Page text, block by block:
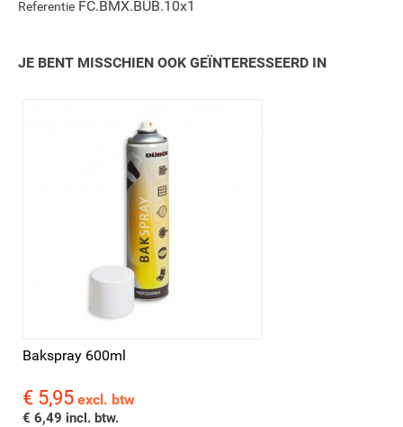
Referentie FC.BMX.BUB.10x1
JE BENT MISSCHIEN OOK GEÏNTERESSEERD IN
Bakspray 600ml
Prijs
€ 5,95 excl. btw
€ 6,49 incl. btw.